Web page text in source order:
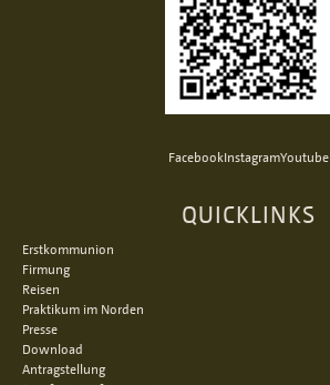
FacebookInstagramYoutube
QUICKLINKS
Erstkommunion
Firmung
Reisen
Praktikum im Norden
Presse
Download
Antragstellung